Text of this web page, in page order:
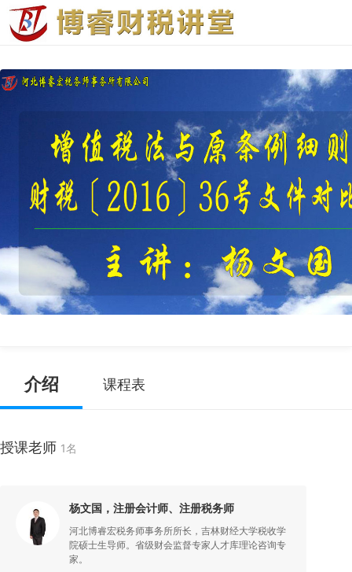
介绍 课程表
授课老师 1名
杨文国，注册会计师、注册税务师
河北博睿宏税务师事务所所长，吉林财经大学税收学
院硕士生导师。省级财会监督专家人才库理论咨询专
家。